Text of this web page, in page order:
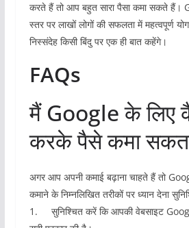
करते हैं तो आप बहुत सारा पैसा कमा सकते हैं।
स्तर पर लाखों लोगों की सफलता में महत्वपूर्ण
निस्संदेह किसी बिंदु पर एक ही बात कहेंगे।
FAQs
मैं Google के लिए
करके पैसे कमा
अगर आप अपनी कमाई बढ़ाना चाहते हैं तो
कमाने के निम्नलिखित तरीकों पर ध्यान देना
1. सुनिश्चित करें कि आपकी वेबसाइट